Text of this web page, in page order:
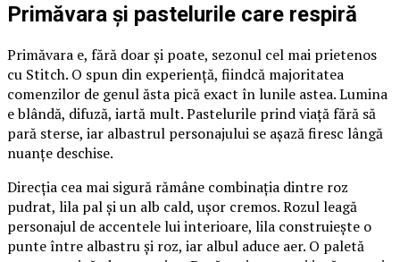
Primăvara și pastelurile care respiră
Primăvara e, fără doar și poate, sezonul cel mai prietenos
cu Stitch. O spun din experiență, fiindcă majoritatea
comenzilor de genul ăsta pică exact în lunile astea. Lumina
e blândă, difuză, iartă mult. Pastelurile prind viață fără să
pară sterse, iar albastrul personajului se așază firesc lângă
nuanțe deschise.
Direcția cea mai sigură rămâne combinația dintre roz
pudrat, lila pal și un alb cald, ușor cremos. Rozul leagă
personajul de accentele lui interioare, lila construiește o
punte între albastru și roz, iar albul aduce aer. O paletă